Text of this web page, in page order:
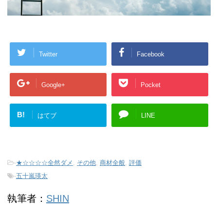
Twitter Facebook
Google+ Pocket
B! はてブ LINE
-★☆☆☆☆全然ダメ , その他, 商材全般, 評価
-五十嵐瑛太
執筆者： SHIN